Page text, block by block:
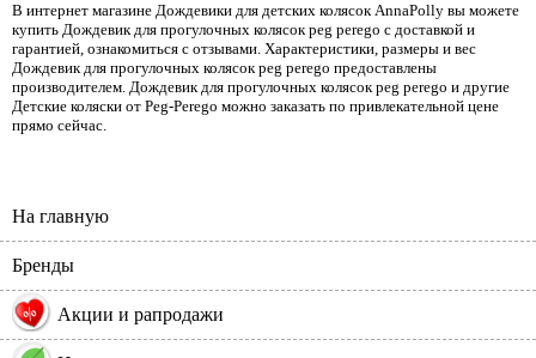
В интернет магазине Дождевики для детских колясок AnnaPolly вы можете
купить Дождевик для прогулочных колясок peg perego с доставкой и
гарантией, ознакомиться с отзывами. Характеристики, размеры и вес
Дождевик для прогулочных колясок peg perego предоставлены
производителем. Дождевик для прогулочных колясок peg perego и другие
Детские коляски от Peg-Perego можно заказать по привлекательной цене
прямо сейчас.
На главную
Бренды
% Акции и рапродажи